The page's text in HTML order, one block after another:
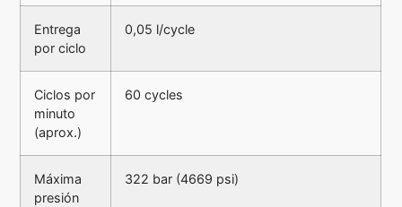
Entrega
por ciclo
0,05 l/cycle
Ciclos por
minuto
(aprox.)
60 cycles
Máxima
presión
322 bar (4669 psi)